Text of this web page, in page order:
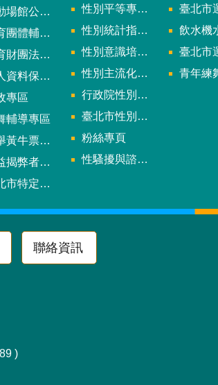
公司設立輔導專區
體輔導訪視
法人/公益信託專區
料保護專區
專區
輔導專區
牛票專區
者保護法專區
適能指導證照參考名單申請認可計畫
性別平等專案小組會議紀錄
性別統計指標及項目
性別意識培力、統計分析案、影響評估案
性別主流化年度成果報告
行政院性別平等會
臺北市性別平等辦公室
粉絲專頁
性騷擾與諮詢專區
臺北市運
飲水機水質
臺北市運動中心
青年練舞據
聯絡資訊
段10號
)